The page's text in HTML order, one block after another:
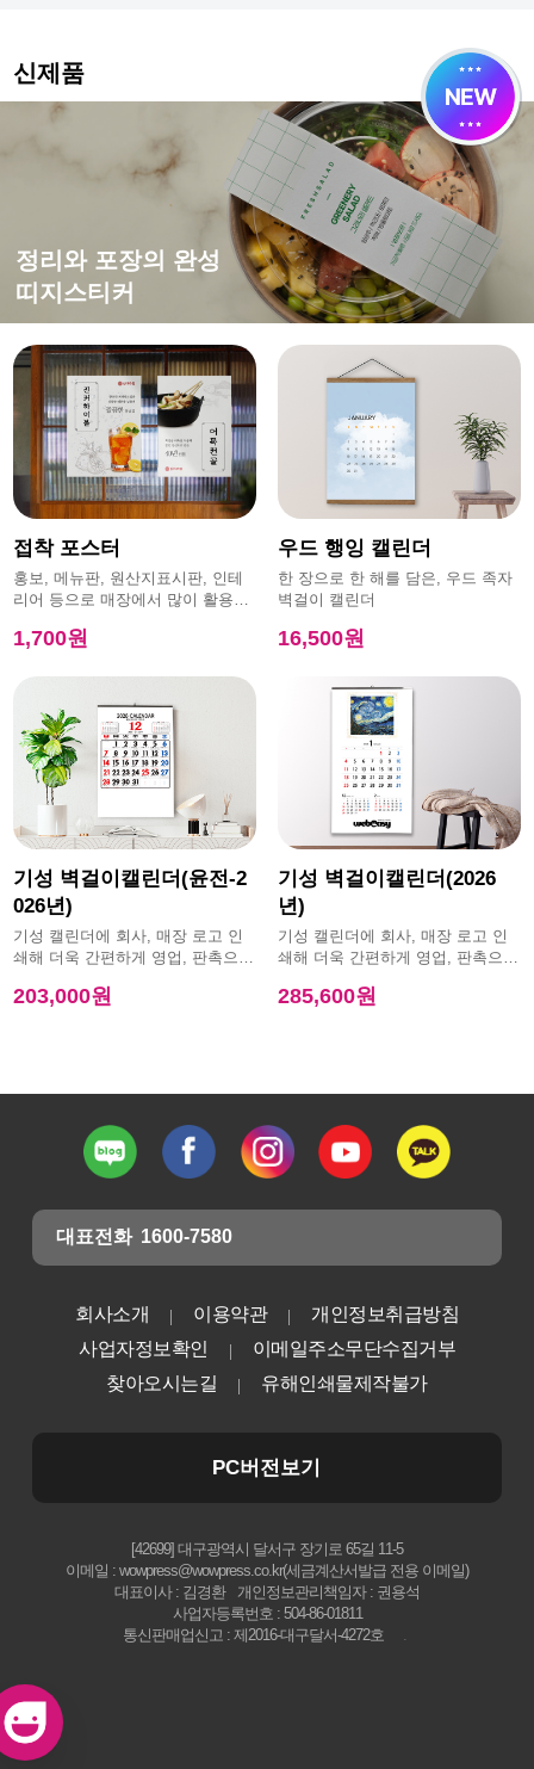
신제품
떨어지지 않는 강한 접착력
특수초강접스티커
평범한 엽서에 감성을 더하면?
캔버스엽서
홍보,이벤트에 효과적인
모양엽서
정리와 포장의 완성
띠지스티커
접착 포스터
홍보, 메뉴판, 원산지표시판, 인테
리어 등으로 매장에서 많이 활용하
1,700원
우드 행잉 캘린더
한 장으로 한 해를 담은, 우드 족자
벽걸이 캘린더
16,500원
기성 벽걸이캘린더(윤전-2
026년)
기성 캘린더에 회사, 매장 로고 인
쇄해 더욱 간편하게 영업, 판촉으로
203,000원
기성 벽걸이캘린더(2026
년)
기성 캘린더에 회사, 매장 로고 인
쇄해 더욱 간편하게 영업, 판촉으로
285,600원
대표전화 1600-7580
회사소개 이용약관
개인정보취급방침
사업자정보확인
이메일주소무단수집거부
찾아오시는길
유해인쇄물제작불가
PC버전보기
[42699] 대구광역시 달서구 장기로 65길 11-5
이메일 : wowpress@wowpress.co.kr(세금계산서발급 전용 이메일)
대표이사 : 김경환
개인정보관리책임자 : 권용석
사업자등록번호 : 504-86-01811
통신판매업신고 : 제2016-대구달서-4272호